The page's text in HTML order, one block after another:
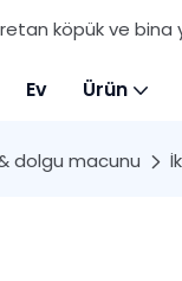
köpük ve bina
Ev Ürün
& dolgu macunu